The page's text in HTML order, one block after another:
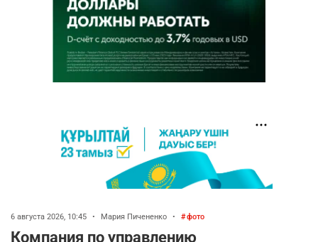
6 августа 2026, 10:45 • Мария Пичененко • фото
Компания по управлению